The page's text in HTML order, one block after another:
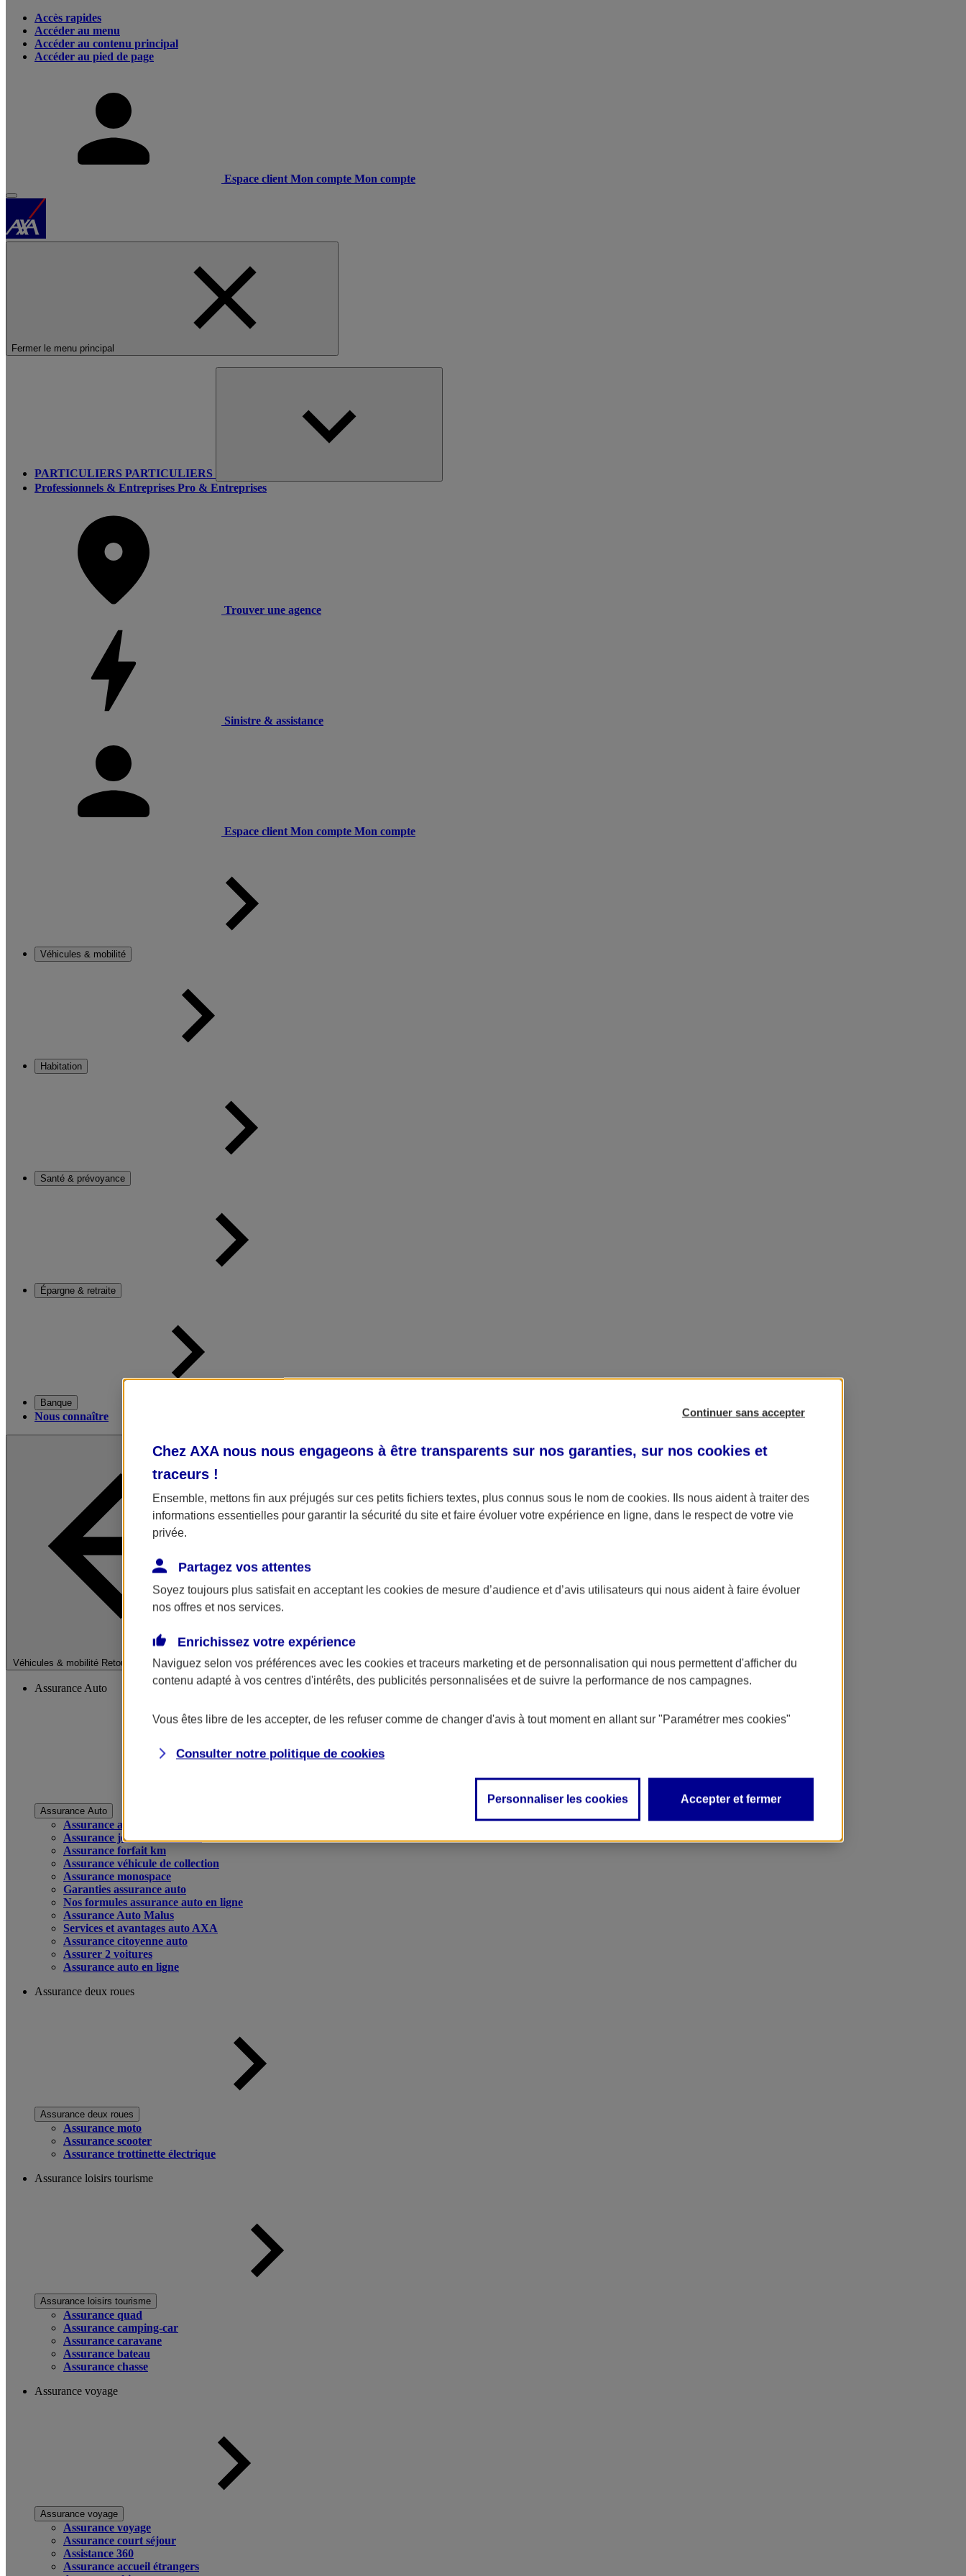
Accès rapides
Accéder au menu
Accéder au contenu principal
Accéder au pied de page
Espace client Mon compte Mon compte
Fermer le menu principal
PARTICULIERS PARTICULIERS
Professionnels & Entreprises Pro & Entreprises
Trouver une agence
Sinistre & assistance
Espace client Mon compte Mon compte
Véhicules & mobilité
Habitation
Santé & prévoyance
Épargne & retraite
Banque
Nous connaître
Véhicules & mobilité Retour à la section précédente
Fermer le menu principal
Assurance Auto
Assurance Auto
Assurance auto
Assurance jeune conducteur
Assurance forfait km
Assurance véhicule de collection
Assurance monospace
Garanties assurance auto
Nos formules assurance auto en ligne
Assurance Auto Malus
Services et avantages auto AXA
Assurance citoyenne auto
Assurer 2 voitures
Assurance auto en ligne
Assurance deux roues
Assurance deux roues
Assurance moto
Assurance scooter
Assurance trottinette électrique
Assurance loisirs tourisme
Assurance loisirs tourisme
Assurance quad
Assurance camping-car
Assurance caravane
Assurance bateau
Assurance chasse
Assurance voyage
Assurance voyage
Assurance voyage
Assurance court séjour
Assistance 360
Assurance accueil étrangers
Continuer sans accepter
Chez AXA nous nous engageons à être transparents sur nos garanties, sur nos cookies et
traceurs !
Ensemble, mettons fin aux préjugés sur ces petits fichiers textes, plus connus sous le nom de cookies. Ils nous aident à traiter des
informations essentielles pour garantir la sécurité du site et faire évoluer votre expérience en ligne, dans le respect de votre vie
privée.
Partagez vos attentes
Soyez toujours plus satisfait en acceptant les cookies de mesure d’audience et d’avis utilisateurs qui nous aident à faire évoluer
nos offres et nos services.
Enrichissez votre expérience
Naviguez selon vos préférences avec les cookies et traceurs marketing et de personnalisation qui nous permettent d'afficher du
contenu adapté à vos centres d'intérêts, des publicités personnalisées et de suivre la performance de nos campagnes.
Vous êtes libre de les accepter, de les refuser comme de changer d'avis à tout moment en allant sur "Paramétrer mes cookies"
Consulter notre politique de cookies
Personnaliser les cookies Accepter et fermer